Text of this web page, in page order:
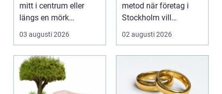
mitt i centrum eller
längs en mörk
landsväg, handlar allt
03 augusti 2026
metod när företag i
Stockholm vill
kombinera slitstyrka,
02 augusti 2026